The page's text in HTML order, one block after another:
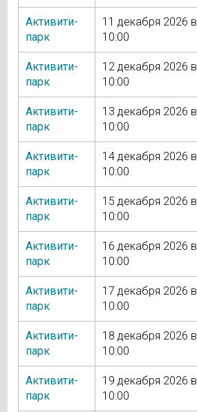
Активити-
парк
11 декабря 2026 в
10:00
Активити-
парк
12 декабря 2026 в
10:00
Активити-
парк
13 декабря 2026 в
10:00
Активити-
парк
14 декабря 2026 в
10:00
Активити-
парк
15 декабря 2026 в
10:00
Активити-
парк
16 декабря 2026 в
10:00
Активити-
парк
17 декабря 2026 в
10:00
Активити-
парк
18 декабря 2026 в
10:00
Активити-
парк
19 декабря 2026 в
10:00